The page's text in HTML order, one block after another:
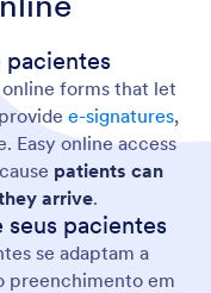
pacientes
forms that let
e-signatures,
Easy online access
patients can
arrive.
pacientes
se adaptam a
preenchimento em